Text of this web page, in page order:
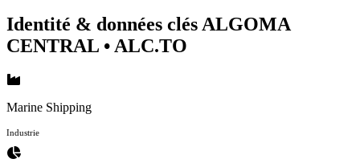
Identité & données clés ALGOMA
CENTRAL • ALC.TO
Marine Shipping
Industrie